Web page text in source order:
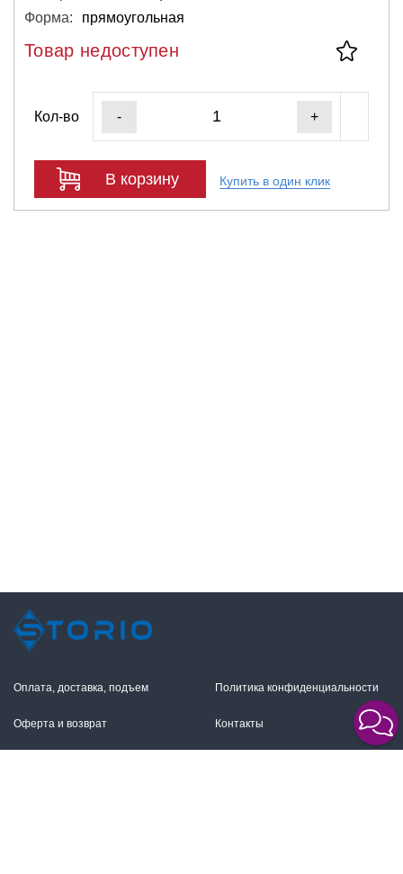
Форма:
прямоугольная
Товар недоступен
Кол-во - +
В корзину Купить в один клик
Оплата, доставка, подъем
Оферта и возврат
Политика конфиденциальности
Контакты